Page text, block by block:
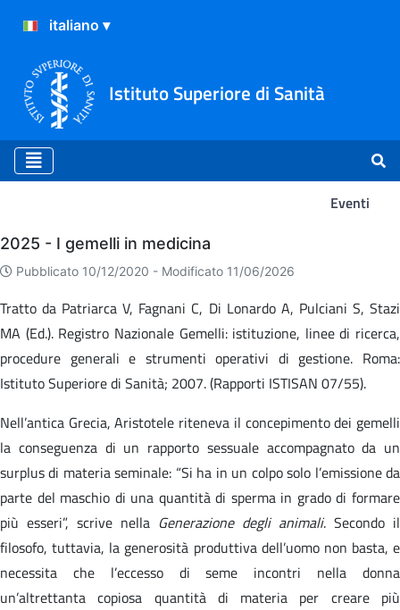
Istituto Superiore di Sanità
Eventi
Eventi
2025 - I gemelli in medicina
Pubblicato 10/12/2020 - Modificato 11/06/2026
Tratto da Patriarca V, Fagnani C, Di Lonardo A, Pulciani S, Stazi
MA (Ed.). Registro Nazionale Gemelli: istituzione, linee di ricerca,
procedure generali e strumenti operativi di gestione. Roma:
Istituto Superiore di Sanità; 2007. (Rapporti ISTISAN 07/55).​
Nell’antica Grecia, Aristotele riteneva il concepimento dei gemelli
la conseguenza di un rapporto sessuale accompagnato da un
surplus di materia seminale: “Si ha in un colpo solo l’emissione da
parte del maschio di una quantità di sperma in grado di formare
più esseri”, scrive nella Generazione degli animali. Secondo il
filosofo, tuttavia, la generosità produttiva dell’uomo non basta, e
necessita che l’eccesso di seme incontri nella donna
un’altrettanta copiosa quantità di materia per creare più